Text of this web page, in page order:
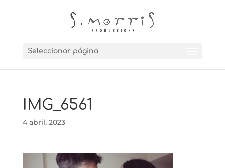
Seleccionar página
IMG_6561
4 abril, 2023